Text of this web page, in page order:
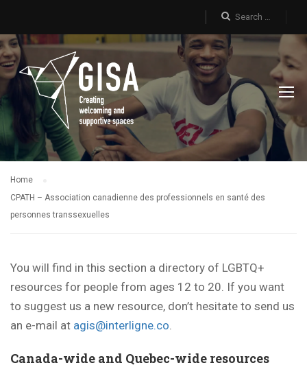
Home
CPATH – Association canadienne des professionnels en santé des
personnes transsexuelles
You will find in this section a directory of LGBTQ+
resources for people from ages 12 to 20. If you want
to suggest us a new resource, don’t hesitate to send us
an e-mail at agis@interligne.co.
Canada-wide and Quebec-wide resources